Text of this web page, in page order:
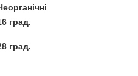
град.
град.